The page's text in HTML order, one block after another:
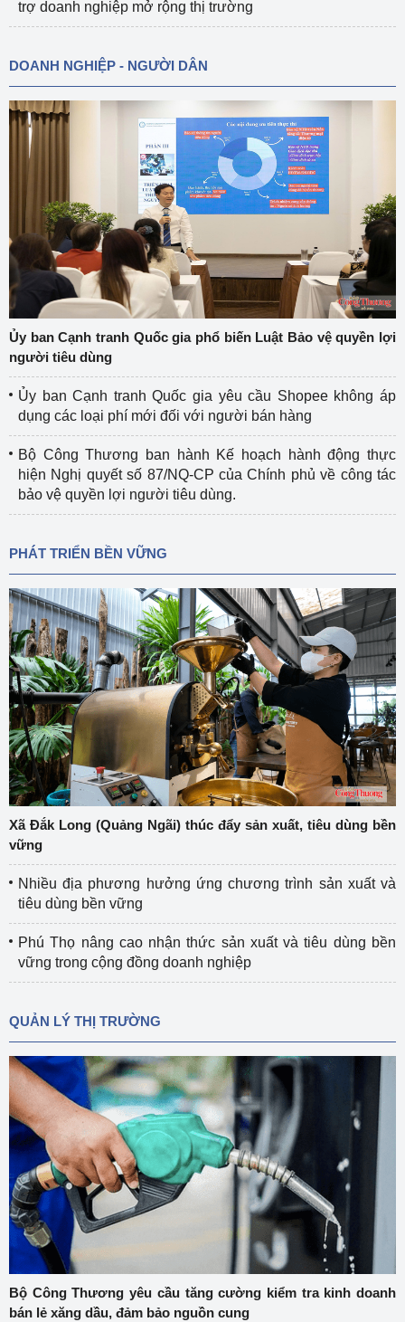
trợ doanh nghiệp mở rộng thị trường
DOANH NGHIỆP - NGƯỜI DÂN
Ủy ban Cạnh tranh Quốc gia phổ biến Luật Bảo vệ quyền lợi
người tiêu dùng
Ủy ban Cạnh tranh Quốc gia yêu cầu Shopee không áp
dụng các loại phí mới đối với người bán hàng
Bộ Công Thương ban hành Kế hoạch hành động thực
hiện Nghị quyết số 87/NQ-CP của Chính phủ về công tác
bảo vệ quyền lợi người tiêu dùng.
PHÁT TRIỂN BỀN VỮNG
Xã Đắk Long (Quảng Ngãi) thúc đẩy sản xuất, tiêu dùng bền
vững
Nhiều địa phương hưởng ứng chương trình sản xuất và
tiêu dùng bền vững
Phú Thọ nâng cao nhận thức sản xuất và tiêu dùng bền
vững trong cộng đồng doanh nghiệp
QUẢN LÝ THỊ TRƯỜNG
Bộ Công Thương yêu cầu tăng cường kiểm tra kinh doanh
bán lẻ xăng dầu, đảm bảo nguồn cung